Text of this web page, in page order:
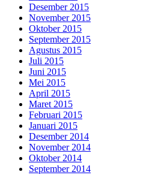
Desember 2015
November 2015
Oktober 2015
September 2015
Agustus 2015
Juli 2015
Juni 2015
Mei 2015
April 2015
Maret 2015
Februari 2015
Januari 2015
Desember 2014
November 2014
Oktober 2014
September 2014